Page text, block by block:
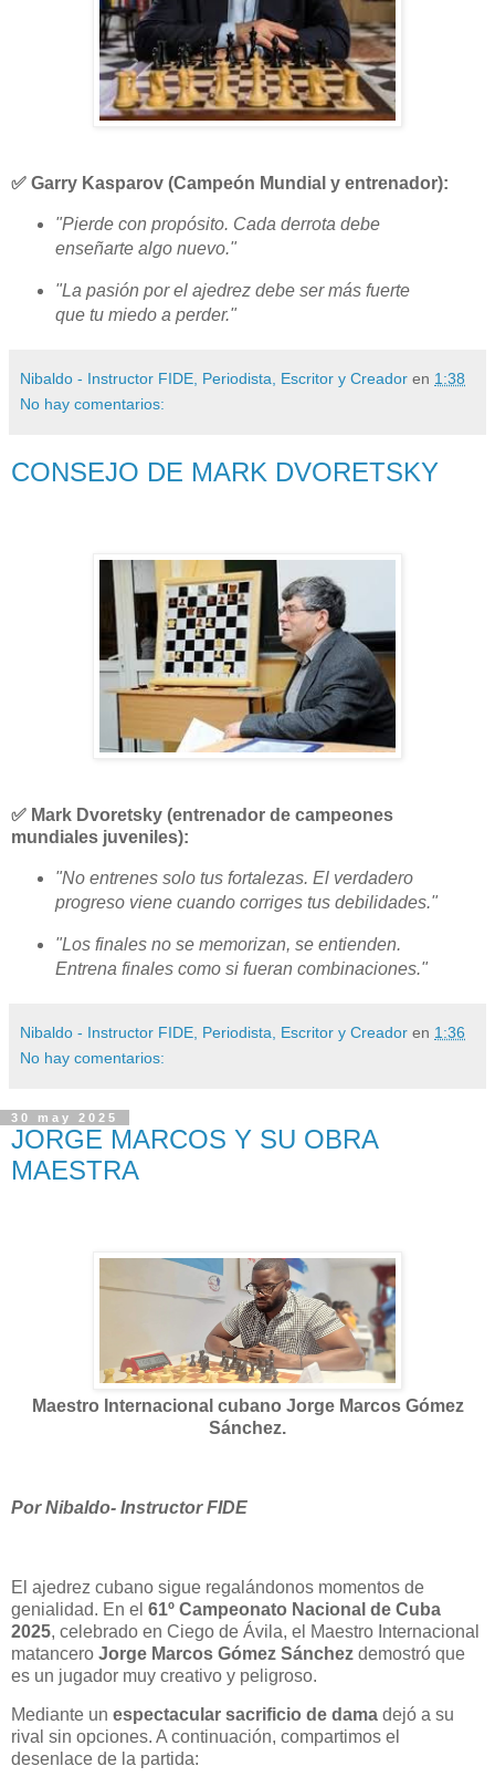
✅ Garry Kasparov (Campeón Mundial y entrenador):
"Pierde con propósito. Cada derrota debe
enseñarte algo nuevo."
"La pasión por el ajedrez debe ser más fuerte
que tu miedo a perder."
Nibaldo - Instructor FIDE, Periodista, Escritor y Creador en 1:38
No hay comentarios:
CONSEJO DE MARK DVORETSKY
✅ Mark Dvoretsky (entrenador de campeones
mundiales juveniles):
"No entrenes solo tus fortalezas. El verdadero
progreso viene cuando corriges tus debilidades."
"Los finales no se memorizan, se entienden.
Entrena finales como si fueran combinaciones."
Nibaldo - Instructor FIDE, Periodista, Escritor y Creador en 1:36
No hay comentarios:
30 may 2025
JORGE MARCOS Y SU OBRA
MAESTRA
Maestro Internacional cubano Jorge Marcos Gómez
Sánchez.
Por Nibaldo- Instructor FIDE
El ajedrez cubano sigue regalándonos momentos de
genialidad. En el 61º Campeonato Nacional de Cuba
2025, celebrado en Ciego de Ávila, el Maestro Internacional
matancero Jorge Marcos Gómez Sánchez demostró que
es un jugador muy creativo y peligroso.
Mediante un espectacular sacrificio de dama dejó a su
rival sin opciones. A continuación, compartimos el
desenlace de la partida: